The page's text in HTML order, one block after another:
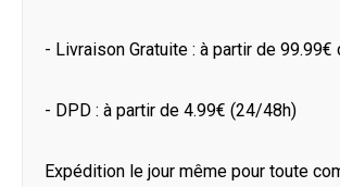
- Livraison Gratuite : à partir de 99.99€
- DPD : à partir de 4.99€ (24/48h)
Expédition le jour même pour toute